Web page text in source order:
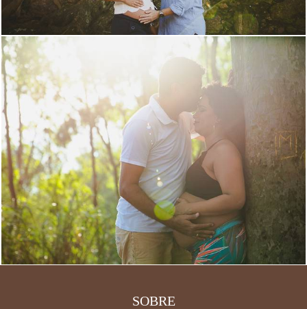
2686
SOBRE